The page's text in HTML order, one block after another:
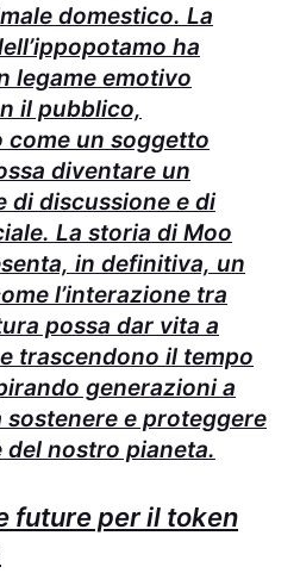
domestico. La
ha
legame emotivo
il pubblico,
come un soggetto
diventare un
di discussione e di
La storia di Moo
in definitiva, un
l’interazione tra
possa dar vita a
trascendono il tempo
generazioni a
e proteggere
del nostro pianeta.
future per il token